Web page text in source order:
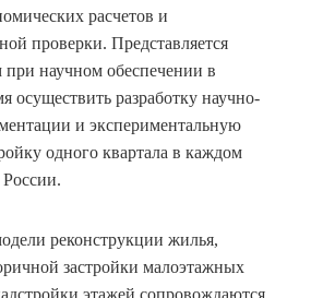
расчетов и
проверки. Представляется
при научном обеспечении в
осуществить разработку научно-
и экспериментальную
одного квартала в каждом
реконструкции жилья,
застройки малоэтажных